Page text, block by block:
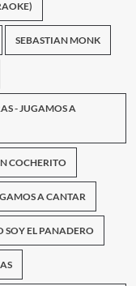
SEBASTIAN MONK
- JUGAMOS A
COCHERITO
A CANTAR
SOY EL PANADERO